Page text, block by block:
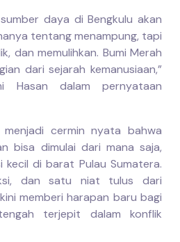
daya di Bengkulu akan
tentang menampung, tapi
dan memulihkan. Bumi Merah
dari sejarah kemanusiaan,”
Hasan dalam pernyataan
menjadi cermin nyata bahwa
bisa dimulai dari mana saja,
di barat Pulau Sumatera.
dan satu niat tulus dari
memberi harapan baru bagi
terjepit dalam konflik